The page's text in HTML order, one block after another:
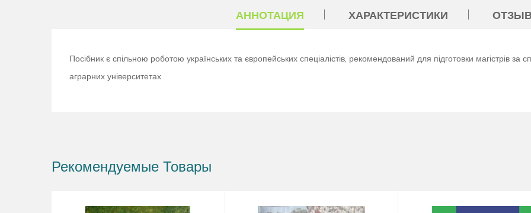
АННОТАЦИЯ ХАРАКТЕРИСТИКИ
Посібник є спільною роботою українських та європейських спеціалістів, рекомендований для підготовки магістрів
аграрних університетах.
Рекомендуемые Товары